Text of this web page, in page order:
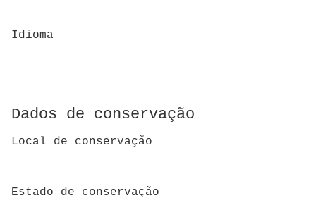
Idioma
Dados de conservação
Local de conservação
Estado de conservação